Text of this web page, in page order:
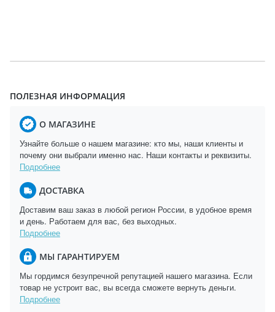
ПОЛЕЗНАЯ ИНФОРМАЦИЯ
О МАГАЗИНЕ
Узнайте больше о нашем магазине: кто мы, наши клиенты и
почему они выбрали именно нас. Наши контакты и реквизиты.
Подробнее
ДОСТАВКА
Доставим ваш заказ в любой регион России, в удобное время
и день. Работаем для вас, без выходных.
Подробнее
МЫ ГАРАНТИРУЕМ
Мы гордимся безупречной репутацией нашего магазина. Если
товар не устроит вас, вы всегда сможете вернуть деньги.
Подробнее